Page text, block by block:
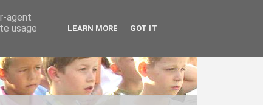
agent
usage
LEARN MORE GOT IT